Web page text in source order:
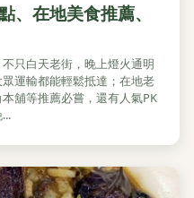
、在地美食推薦、
只白天老街，晚上燈火通明
運輸都能輕鬆抵達；在地老
舖等推薦必嘗，還有人氣PK